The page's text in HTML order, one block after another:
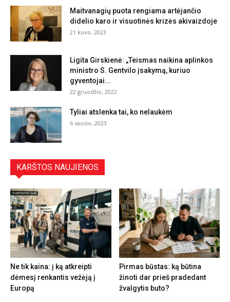
Maitvanagių puota rengiama artėjančio
didelio karo ir visuotinės krizės akivaizdoje
21 kovo, 2023
Ligita Girskienė: „Teismas naikina aplinkos
ministro S. Gentvilo įsakymą, kuriuo
gyventojai...
22 gruodžio, 2022
Tyliai atslenka tai, ko nelaukėm
6 sausio, 2023
KARŠTOS NAUJIENOS
Ne tik kaina: į ką atkreipti
dėmesį renkantis vežėją į
Europą
Pirmas būstas: ką būtina
žinoti dar prieš pradedant
žvalgytis buto?